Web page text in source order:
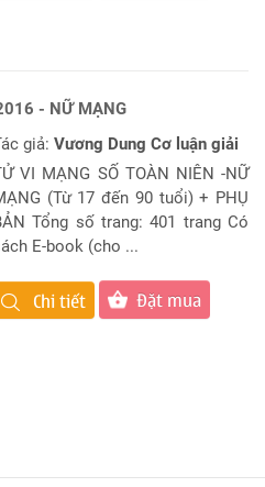
- NỮ MẠNG
giả: Vương Dung Cơ luận giải
VI MẠNG SỐ TOÀN NIÊN -NỮ
(Từ 17 đến 90 tuổi) + PHỤ
Tổng số trang: 401 trang Có
E-book (cho ...
Chi tiết Đặt mua